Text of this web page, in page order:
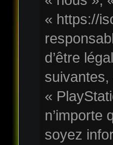
« https://
d’être
suivantes,
«
n’importe
soyez